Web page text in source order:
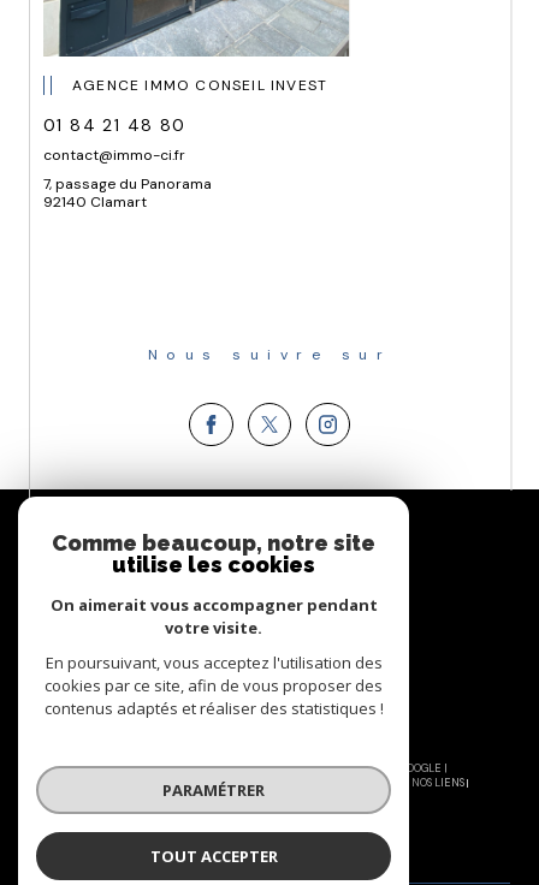
AGENCE IMMO CONSEIL INVEST
01 84 21 48 80
contact@immo-ci.fr
7, passage du Panorama
92140 Clamart
Nous suivre sur
PROPRIÉTAIRE
Se connecter
© 2026 | TOUS DROITS RÉSERVÉS | TRADUCTION POWERED BY GOOGLE |
PLAN DU SITE MENTIONS LÉGALES ADMIN
NOS LIENS
POLITIQUE RGPD
Comme beaucoup, notre site
utilise les cookies
On aimerait vous accompagner pendant
votre visite.
En poursuivant, vous acceptez l'utilisation des
cookies par ce site, afin de vous proposer des
contenus adaptés et réaliser des statistiques !
PARAMÉTRER
TOUT ACCEPTER